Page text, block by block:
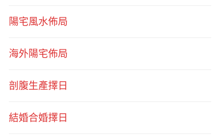
陽宅風水佈局
海外陽宅佈局
剖腹生產擇日
結婚合婚擇日